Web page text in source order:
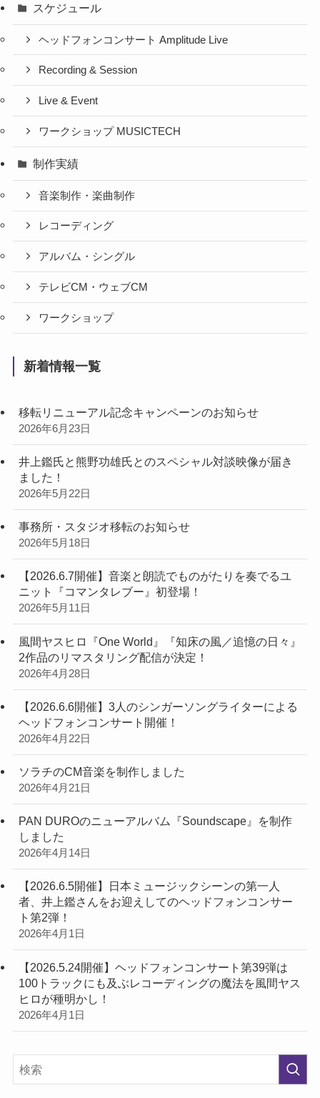
スケジュール
ヘッドフォンコンサート Amplitude Live
Recording & Session
Live & Event
ワークショップ MUSICTECH
制作実績
音楽制作・楽曲制作
レコーディング
アルバム・シングル
テレビCM・ウェブCM
ワークショップ
新着情報一覧
移転リニューアル記念キャンペーンのお知らせ
2026年6月23日
井上鑑氏と熊野功雄氏とのスペシャル対談映像が届き
ました！
2026年5月22日
事務所・スタジオ移転のお知らせ
2026年5月18日
【2026.6.7開催】音楽と朗読でものがたりを奏でるユ
ニット『コマンタレブー』初登場！
2026年5月11日
風間ヤスヒロ『One World』『知床の風／追憶の日々』
2作品のリマスタリング配信が決定！
2026年4月28日
【2026.6.6開催】3人のシンガーソングライターによる
ヘッドフォンコンサート開催！
2026年4月22日
ソラチのCM音楽を制作しました
2026年4月21日
PAN DUROのニューアルバム『Soundscape』を制作
しました
2026年4月14日
【2026.6.5開催】日本ミュージックシーンの第一人
者、井上鑑さんをお迎えしてのヘッドフォンコンサー
ト第2弾！
2026年4月1日
【2026.5.24開催】ヘッドフォンコンサート第39弾は
100トラックにも及ぶレコーディングの魔法を風間ヤス
ヒロが種明かし！
2026年4月1日